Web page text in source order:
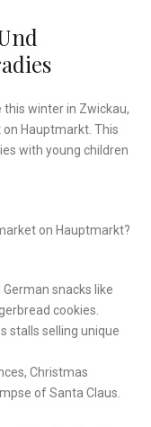
this winter in⁤ Zwickau,
⁤Hauptmarkt. ⁢This
with ⁣young children⁤
on Hauptmarkt?
snacks ⁣like
cookies.
stalls selling unique​
Christmas
of Santa Claus.